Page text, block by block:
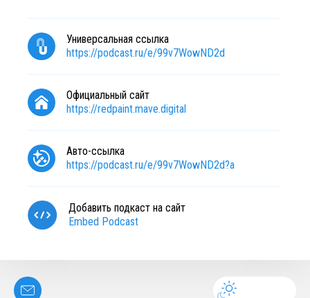
Универсальная ссылка
https://podcast.ru/e/99v7WowND2d
Официальный сайт
https://redpaint.mave.digital
Авто-ссылка
https://podcast.ru/e/99v7WowND2d?a
Добавить подкаст на сайт
Embed Podcast